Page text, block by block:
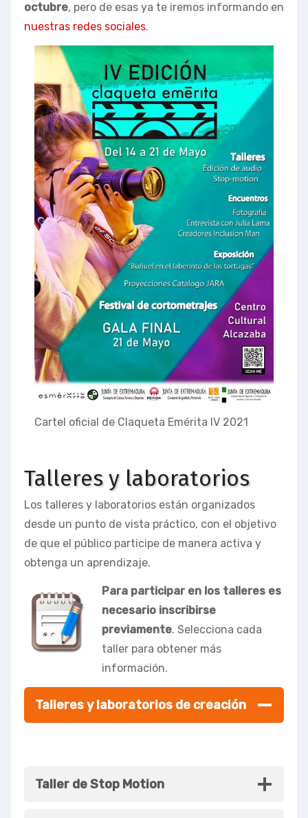
octubre, pero de esas ya te iremos informando en
nuestras redes sociales.
Cartel oficial de Claqueta Emérita IV 2021
Talleres y laboratorios
Los talleres y laboratorios están organizados
desde un punto de vista práctico, con el objetivo
de que el público participe de manera activa y
obtenga un aprendizaje.
Para participar en los talleres es
necesario inscribirse
previamente. Selecciona cada
taller para obtener más
información.
Talleres y laboratorios de creación
Taller de Stop Motion